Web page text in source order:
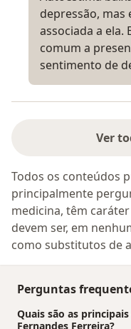
depressão,
associada a ela.
comum a
sentimento de
Ver
Todos os conteúdos
principalmente
medicina, têm
devem ser, em
como substitutos de
Perguntas
Quais são as
Fernandes Ferreira?